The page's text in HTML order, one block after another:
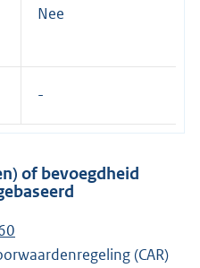
Nee
of bevoegdheid
(CAR)